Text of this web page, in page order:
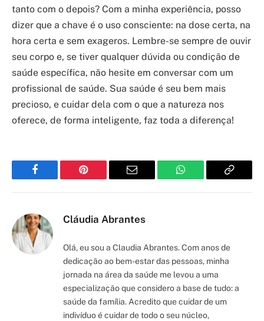
tanto com o depois? Com a minha experiência, posso
dizer que a chave é o uso consciente: na dose certa, na
hora certa e sem exageros. Lembre-se sempre de ouvir
seu corpo e, se tiver qualquer dúvida ou condição de
saúde específica, não hesite em conversar com um
profissional de saúde. Sua saúde é seu bem mais
precioso, e cuidar dela com o que a natureza nos
oferece, de forma inteligente, faz toda a diferença!
Facebook Pinterest Email WhatsApp Copy
Cláudia Abrantes
Olá, eu sou a Claudia Abrantes. Com anos de
dedicação ao bem-estar das pessoas, minha
jornada na área da saúde me levou a uma
especialização que considero a base de tudo: a
saúde da família. Acredito que cuidar de um
indivíduo é cuidar de todo o seu núcleo,